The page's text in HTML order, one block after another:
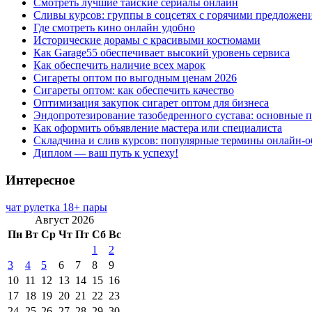
Смотреть лучшие тайские сериалы онлайн
Сливы курсов: группы в соцсетях с горячими
Где смотреть кино онлайн удобно
Исторические дорамы с красивыми костюмами
Как Garage55 обеспечивает высокий уровень сервиса
Как обеспечить наличие всех марок
Сигареты оптом по выгодным ценам 2026
Сигареты оптом: как обеспечить качество
Оптимизация закупок сигарет оптом для бизнеса
Эндопротезирование тазобедренного сустава: основные
Как оформить объявление мастера или специалиста
Складчина и слив курсов: популярные термины онлайн-
Диплом — ваш путь к успеху!
Интересное
чат рулетка 18+ пары
Август 2026
Пн Вт Ср Чт Пт Сб Вс
1
2
3
4 5 6 7 8
9
10 11 12 13 14 15 16
17 18 19 20 21 22 23